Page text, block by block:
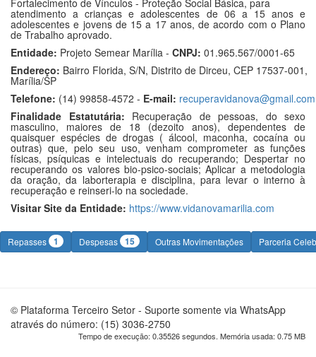
Fortalecimento de Vínculos - Proteção Social Básica, para
atendimento a crianças e adolescentes de 06 a 15 anos e
adolescentes e jovens de 15 a 17 anos, de acordo com o Plano
de Trabalho aprovado.
Entidade: Projeto Semear Marília - CNPJ: 01.965.567/0001-65
Endereço: Bairro Florida, S/N, Distrito de Dirceu, CEP 17537-001,
Marília/SP
Telefone: (14) 99858-4572 - E-mail: recuperavidanova@gmail.com
Finalidade Estatutária: Recuperação de pessoas, do sexo
masculino, maiores de 18 (dezoito anos), dependentes de
quaisquer espécies de drogas ( álcool, maconha, cocaína ou
outras) que, pelo seu uso, venham comprometer as funções
físicas, psíquicas e intelectuais do recuperando; Despertar no
recuperando os valores bio-psico-sociais; Aplicar a metodologia
da oração, da laborterapia e disciplina, para levar o interno à
recuperação e reinseri-lo na sociedade.
Visitar Site da Entidade: https://www.vidanovamarilia.com
Repasses 1 Despesas 15 Outras Movimentações Parceria
© Plataforma Terceiro Setor - Suporte somente via WhatsApp
através do número: (15) 3036-2750
Tempo de execução: 0.35526 segundos. Memória usada: 0.75 MB